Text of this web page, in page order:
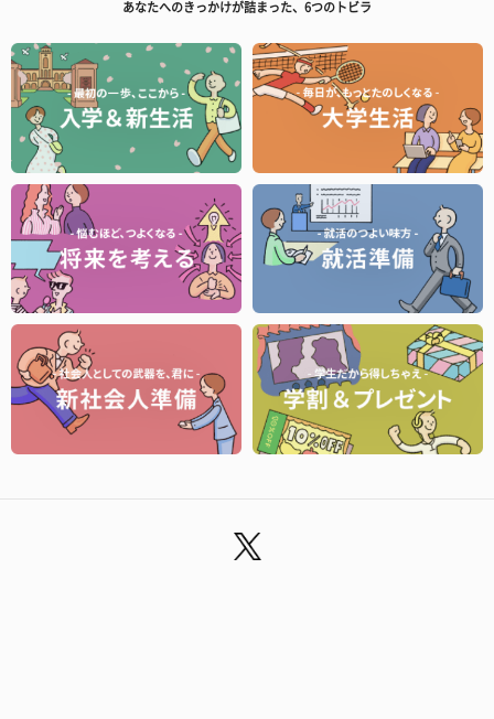
あなたへのきっかけが詰まった、6つのトビラ